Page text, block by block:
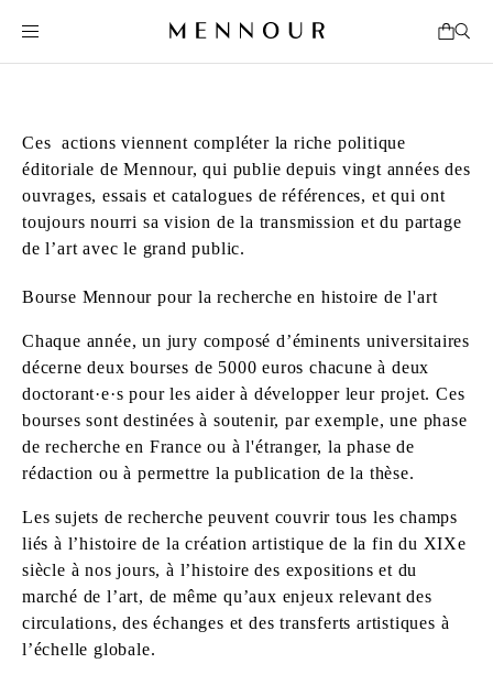
Ces actions viennent compléter la riche politique
éditoriale de Mennour, qui publie depuis vingt années des
ouvrages, essais et catalogues de références, et qui ont
toujours nourri sa vision de la transmission et du partage
de l’art avec le grand public.
Bourse Mennour pour la recherche en histoire de l'art
Chaque année, un jury composé d’éminents universitaires
décerne deux bourses de 5000 euros chacune à deux
doctorant·e·s pour les aider à développer leur projet. Ces
bourses sont destinées à soutenir, par exemple, une phase
de recherche en France ou à l'étranger, la phase de
rédaction ou à permettre la publication de la thèse.
Les sujets de recherche peuvent couvrir tous les champs
liés à l’histoire de la création artistique de la fin du XIXe
siècle à nos jours, à l’histoire des expositions et du
marché de l’art, de même qu’aux enjeux relevant des
circulations, des échanges et des transferts artistiques à
l’échelle globale.